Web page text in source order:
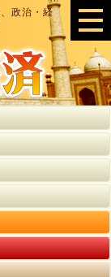
政治・経